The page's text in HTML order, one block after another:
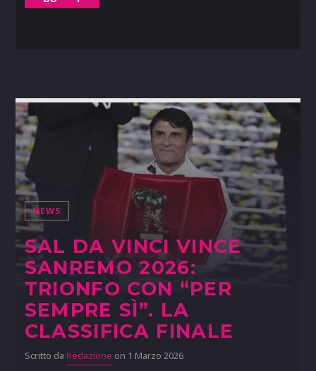
NEWS
SAL DA VINCI VINCE
SANREMO 2026:
TRIONFO CON “PER
SEMPRE SÌ”. LA
CLASSIFICA FINALE
Scritto da Redazione on 1 Marzo 2026